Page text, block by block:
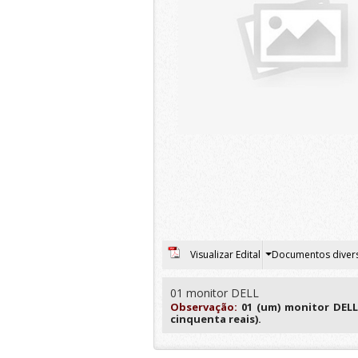
Visualizar Edital Documentos
01 monitor DELL
Observação: 01 (um) monitor
cinquenta reais).